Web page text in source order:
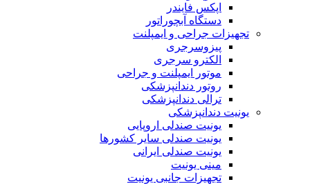
اپکس فایندر
دستگاه آبچوراتور
تجهیزات جراحی و ایمپلنت
پیزوسرجری
الکترو سرجری
موتور ایمپلنت و جراحی
روتور دندانپزشکی
ترالی دندانپزشکی
یونیت دندانپزشکی
یونیت صندلی اروپایی
یونیت صندلی سایر کشورها
یونیت صندلی ایرانی
مینی یونیت
تجهیزات جانبی یونیت